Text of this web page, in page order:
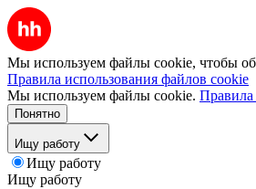
Мы используем файлы cookie, чтобы
Правила использования файлов cookie
Мы используем файлы cookie. Правила
Понятно
Ищу работу
Ищу работу
Ищу работу